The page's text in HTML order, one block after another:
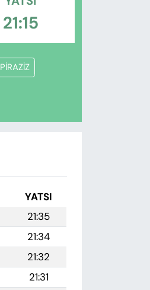
21:15
PİRAZİZ
YATSI
21:35
21:34
21:32
21:31